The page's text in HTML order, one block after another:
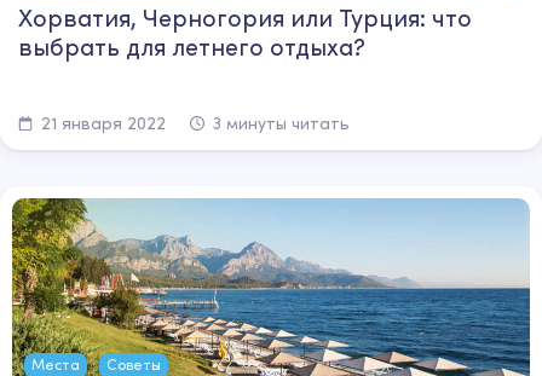
Хорватия, Черногория или Турция: что
выбрать для летнего отдыха?
21 января 2022 3 минуты читать
Места Советы